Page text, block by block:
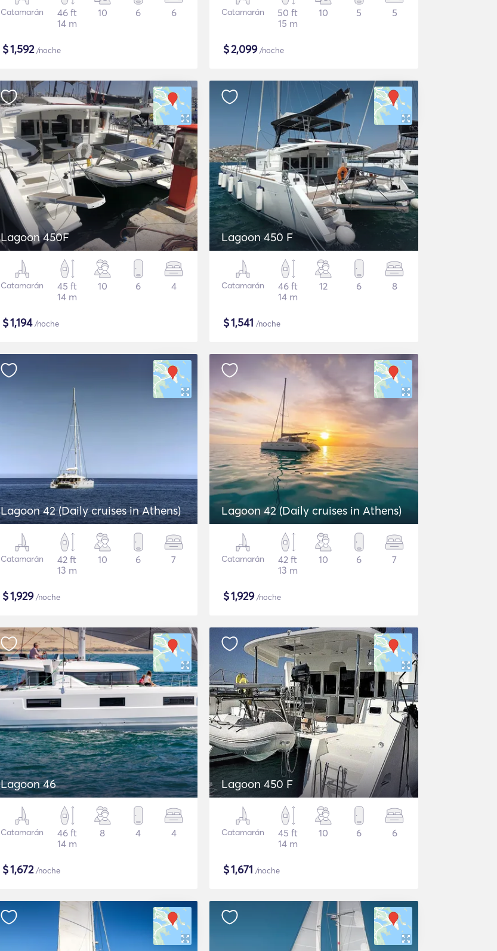
Catamarán
46 ft
14 m
10 6 6
$1,592/noche
Catamarán
50 ft
15 m
10 5 5
$2,099/noche
Lagoon 450F
Catamarán
45 ft
14 m
10 6 4
$1,194/noche
Lagoon 450 F
Catamarán
46 ft
14 m
12 6 8
$1,541 /noche
Lagoon 42 (Daily cruises in Athens)
Catamarán
42 ft
13 m
10 6 7
$1,929/noche
Lagoon 42 (Daily cruises in Athens)
Catamarán
42 ft
13 m
10 6 7
$1,929/noche
Lagoon 46
Catamarán
46 ft
14 m
8 4 4
$1,672/noche
Lagoon 450 F
Catamarán
45 ft
14 m
10 6 6
$1,671 /noche